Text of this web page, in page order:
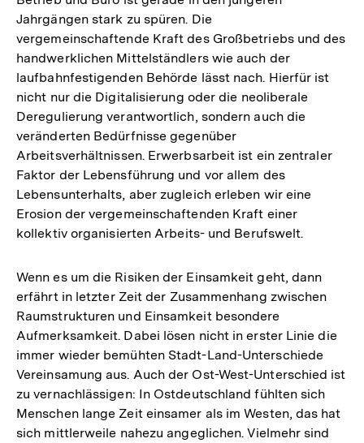
Jahrgängen stark zu spüren. Die
vergemeinschaftende Kraft des Großbetriebs und des
handwerklichen Mittelständlers wie auch der
laufbahnfestigenden Behörde lässt nach. Hierfür ist
nicht nur die Digitalisierung oder die neoliberale
Deregulierung verantwortlich, sondern auch die
veränderten Bedürfnisse gegenüber
Arbeitsverhältnissen. Erwerbsarbeit ist ein zentraler
Faktor der Lebensführung und vor allem des
Lebensunterhalts, aber zugleich erleben wir eine
Erosion der vergemeinschaftenden Kraft einer
kollektiv organisierten Arbeits- und Berufswelt.
Wenn es um die Risiken der Einsamkeit geht, dann
erfährt in letzter Zeit der Zusammenhang zwischen
Raumstrukturen und Einsamkeit besondere
Aufmerksamkeit. Dabei lösen nicht in erster Linie die
immer wieder bemühten Stadt-Land-Unterschiede
Vereinsamung aus. Auch der Ost-West-Unterschied ist
zu vernachlässigen: In Ostdeutschland fühlten sich
Menschen lange Zeit einsamer als im Westen, das hat
sich mittlerweile nahezu angeglichen. Vielmehr sind